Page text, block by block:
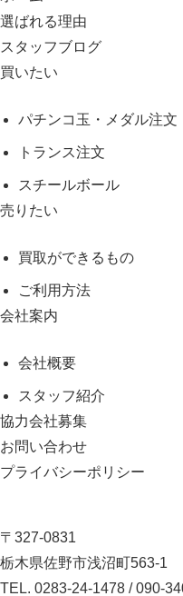
選ばれる理由
スタッフブログ
買いたい
パチンコ玉・メダル注文
トランス注文
スチールボール
売りたい
買取ができるもの
ご利用方法
会社案内
会社概要
スタッフ紹介
協力会社募集
お問い合わせ
プライバシーポリシー
〒327-0831
栃木県佐野市浅沼町563-1
TEL. 0283-24-1478 /090-